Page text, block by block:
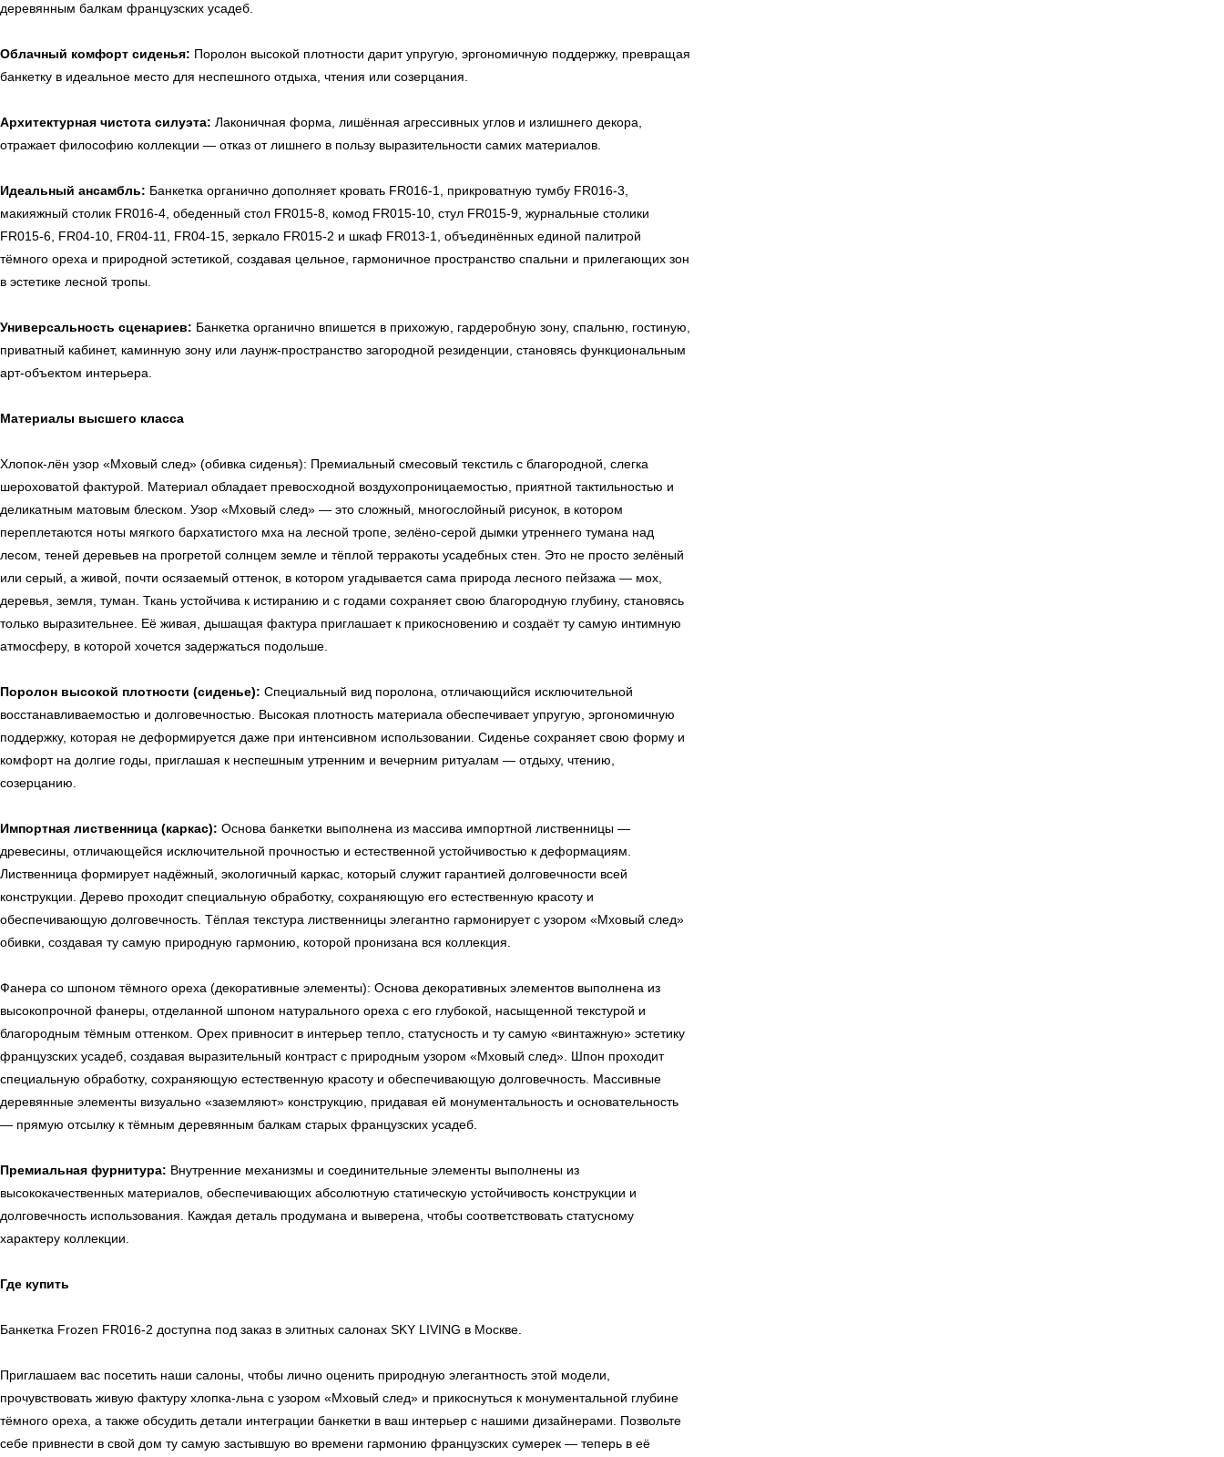
деревянным балкам французских усадеб.
Облачный комфорт сиденья: Поролон высокой плотности дарит упругую, эргономичную поддержку, превращая
банкетку в идеальное место для неспешного отдыха, чтения или созерцания.
Архитектурная чистота силуэта: Лаконичная форма, лишённая агрессивных углов и излишнего декора,
отражает философию коллекции — отказ от лишнего в пользу выразительности самих материалов.
Идеальный ансамбль: Банкетка органично дополняет кровать FR016-1, прикроватную тумбу FR016-3,
макияжный столик FR016-4, обеденный стол FR015-8, комод FR015-10, стул FR015-9, журнальные столики
FR015-6, FR04-10, FR04-11, FR04-15, зеркало FR015-2 и шкаф FR013-1, объединённых единой палитрой
тёмного ореха и природной эстетикой, создавая цельное, гармоничное пространство спальни и прилегающих зон
в эстетике лесной тропы.
Универсальность сценариев: Банкетка органично впишется в прихожую, гардеробную зону, спальню, гостиную,
приватный кабинет, каминную зону или лаунж-пространство загородной резиденции, становясь функциональным
арт-объектом интерьера.
Материалы высшего класса
Хлопок-лён узор «Мховый след» (обивка сиденья): Премиальный смесовый текстиль с благородной, слегка
шероховатой фактурой. Материал обладает превосходной воздухопроницаемостью, приятной тактильностью и
деликатным матовым блеском. Узор «Мховый след» — это сложный, многослойный рисунок, в котором
переплетаются ноты мягкого бархатистого мха на лесной тропе, зелёно-серой дымки утреннего тумана над
лесом, теней деревьев на прогретой солнцем земле и тёплой терракоты усадебных стен. Это не просто зелёный
или серый, а живой, почти осязаемый оттенок, в котором угадывается сама природа лесного пейзажа — мох,
деревья, земля, туман. Ткань устойчива к истиранию и с годами сохраняет свою благородную глубину, становясь
только выразительнее. Её живая, дышащая фактура приглашает к прикосновению и создаёт ту самую интимную
атмосферу, в которой хочется задержаться подольше.
Поролон высокой плотности (сиденье): Специальный вид поролона, отличающийся исключительной
восстанавливаемостью и долговечностью. Высокая плотность материала обеспечивает упругую, эргономичную
поддержку, которая не деформируется даже при интенсивном использовании. Сиденье сохраняет свою форму и
комфорт на долгие годы, приглашая к неспешным утренним и вечерним ритуалам — отдыху, чтению,
созерцанию.
Импортная лиственница (каркас): Основа банкетки выполнена из массива импортной лиственницы —
древесины, отличающейся исключительной прочностью и естественной устойчивостью к деформациям.
Лиственница формирует надёжный, экологичный каркас, который служит гарантией долговечности всей
конструкции. Дерево проходит специальную обработку, сохраняющую его естественную красоту и
обеспечивающую долговечность. Тёплая текстура лиственницы элегантно гармонирует с узором «Мховый след»
обивки, создавая ту самую природную гармонию, которой пронизана вся коллекция.
Фанера со шпоном тёмного ореха (декоративные элементы): Основа декоративных элементов выполнена из
высокопрочной фанеры, отделанной шпоном натурального ореха с его глубокой, насыщенной текстурой и
благородным тёмным оттенком. Орех привносит в интерьер тепло, статусность и ту самую «винтажную» эстетику
французских усадеб, создавая выразительный контраст с природным узором «Мховый след». Шпон проходит
специальную обработку, сохраняющую естественную красоту и обеспечивающую долговечность. Массивные
деревянные элементы визуально «заземляют» конструкцию, придавая ей монументальность и основательность
— прямую отсылку к тёмным деревянным балкам старых французских усадеб.
Премиальная фурнитура: Внутренние механизмы и соединительные элементы выполнены из
высококачественных материалов, обеспечивающих абсолютную статическую устойчивость конструкции и
долговечность использования. Каждая деталь продумана и выверена, чтобы соответствовать статусному
характеру коллекции.
Где купить
Банкетка Frozen FR016-2 доступна под заказ в элитных салонах SKY LIVING в Москве.
Приглашаем вас посетить наши салоны, чтобы лично оценить природную элегантность этой модели,
прочувствовать живую фактуру хлопка-льна с узором «Мховый след» и прикоснуться к монументальной глубине
тёмного ореха, а также обсудить детали интеграции банкетки в ваш интерьер с нашими дизайнерами. Позвольте
себе привнести в свой дом ту самую застывшую во времени гармонию французских сумерек — теперь в её